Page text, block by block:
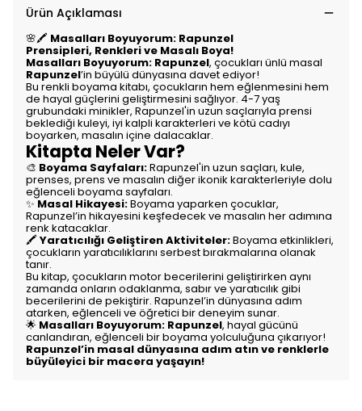
Ürün Açıklaması
🌸🖍️ Masalları Boyuyorum: Rapunzel
Prensipleri, Renkleri ve Masalı Boya!
Masalları Boyuyorum: Rapunzel, çocukları ünlü masal
Rapunzel’in büyülü dünyasına davet ediyor!
Bu renkli boyama kitabı, çocukların hem eğlenmesini hem
de hayal güçlerini geliştirmesini sağlıyor. 4-7 yaş
grubundaki minikler, Rapunzel'in uzun saçlarıyla prensi
beklediği kuleyi, iyi kalpli karakterleri ve kötü cadıyı
boyarken, masalın içine dalacaklar.
Kitapta Neler Var?
🎨 Boyama Sayfaları:Rapunzel'in uzun saçları, kule,
prenses, prens ve masalın diğer ikonik karakterleriyle dolu
eğlenceli boyama sayfaları.
✨Masal Hikayesi:Boyama yaparken çocuklar,
Rapunzel’in hikayesini keşfedecek ve masalın her adımına
renk katacaklar.
🖍️Yaratıcılığı Geliştiren Aktiviteler:Boyama etkinlikleri,
çocukların yaratıcılıklarını serbest bırakmalarına olanak
tanır.
Bu kitap, çocukların motor becerilerini geliştirirken aynı
zamanda onların odaklanma, sabır ve yaratıcılık gibi
becerilerini de pekiştirir. Rapunzel’in dünyasına adım
atarken, eğlenceli ve öğretici bir deneyim sunar.
🌟 Masalları Boyuyorum: Rapunzel, hayal gücünü
canlandıran, eğlenceli bir boyama yolculuğuna çıkarıyor!
Rapunzel’in masal dünyasına adım atın ve renklerle
büyüleyici bir macera yaşayın!